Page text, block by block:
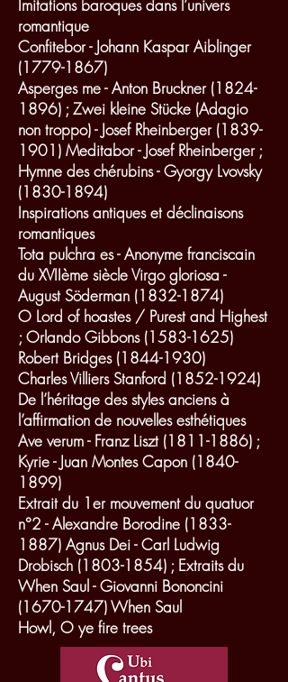
Imitations baroques dans l’univers
romantique
Confitebor - Johann Kaspar Aiblinger
(1779-1867)
Asperges me - Anton Bruckner (1824-
1896) ; Zwei kleine Stücke (Adagio
non troppo) - Josef Rheinberger (1839-
1901) Meditabor - Josef Rheinberger ;
Hymne des chérubins - Gyorgy Lvovsky
(1830-1894)
Inspirations antiques et déclinaisons
romantiques
Tota pulchra es - Anonyme franciscain
du XVIIème siècle Virgo gloriosa -
August Söderman (1832-1874)
O Lord of hoastes / Purest and Highest
; Orlando Gibbons (1583-1625)
Robert Bridges (1844-1930)
Charles Villiers Stanford (1852-1924)
De l’héritage des styles anciens à
l’affirmation de nouvelles esthétiques
Ave verum - Franz Liszt (1811-1886) ;
Kyrie - Juan Montes Capon (1840-
1899)
Extrait du 1er mouvement du quatuor
n°2 - Alexandre Borodine (1833-
1887) Agnus Dei - Carl Ludwig
Drobisch (1803-1854) ; Extraits du
When Saul - Giovanni Bononcini
(1670-1747) When Saul
Howl, O ye fire trees